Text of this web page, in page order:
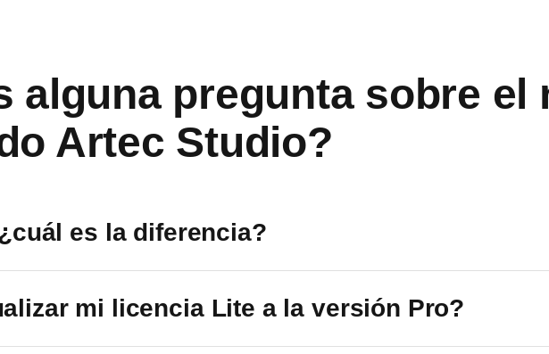
rápido y potente
alguna pregunta sobre el
Artec Studio?
es la diferencia?
mi licencia Lite a la versión Pro?